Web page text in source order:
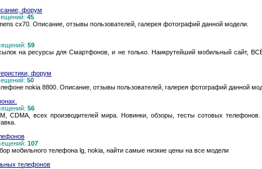
форум
45
cx70. Описание, отзывы пользователей, галерея фотографий данной модели.
59
на ресурсы для Смартфонов, и не только. Наикрутейший мобильный сайт,
форум
50
nokia 8800. Описание, отзывы пользователей, галерея фотографий данной
56
CDMA, всех производителей мира. Новинки, обзоры, тесты сотовых
107
мобильного телефона lg, nokia, найти самые низкие цены на все модели
телефонов